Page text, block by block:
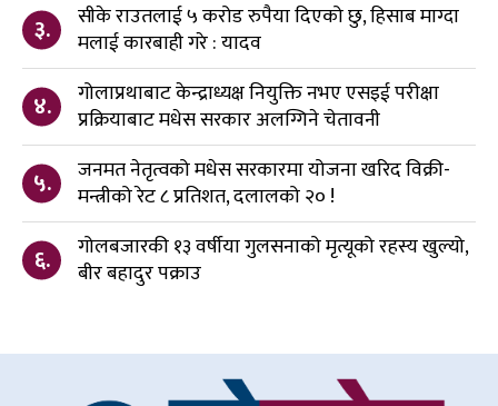
३.
सीके राउतलाई ५ करोड रुपैया दिएको छु, हिसाब माग्दा
मलाई कारबाही गरे : यादव
४.
गोलाप्रथाबाट केन्द्राध्यक्ष नियुक्ति नभए एसइई परीक्षा
प्रक्रियाबाट मधेस सरकार अलग्गिने चेतावनी
५.
जनमत नेतृत्वको मधेस सरकारमा योजना खरिद विक्री-
मन्त्रीको रेट ८ प्रतिशत, दलालको २० !
६.
गोलबजारकी १३ वर्षीया गुलसनाको मृत्यूको रहस्य खुल्यो,
बीर बहादुर पक्राउ